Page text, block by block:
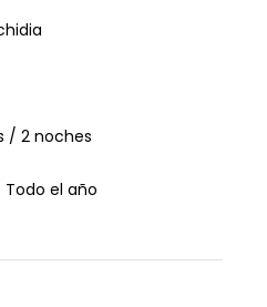
/ 2 noches
Todo el año